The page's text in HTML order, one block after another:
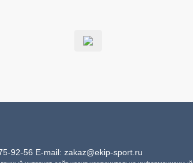
92-56 E-mail: zakaz@ekip-sport.ru